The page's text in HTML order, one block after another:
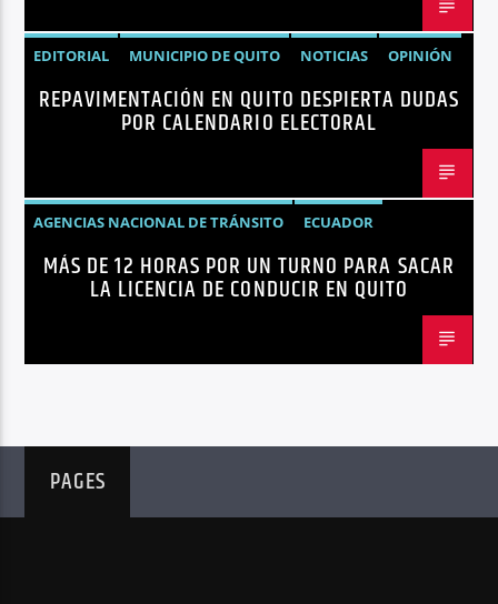
EDITORIAL MUNICIPIO DE QUITO NOTICIAS
OPINIÓN
QUITO
REPAVIMENTACIÓN
REPAVIMENTACIÓN EN QUITO DESPIERTA DUDAS
POR CALENDARIO ELECTORAL
AGENCIAS NACIONAL DE TRÁNSITO
ECUADOR
LICENCIAS
NOTICIAS
MÁS DE 12 HORAS POR UN TURNO PARA SACAR
LA LICENCIA DE CONDUCIR EN QUITO
PAGES